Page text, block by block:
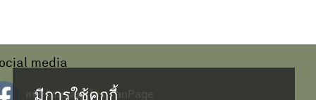
media
ศนย์ข้อมูลสมุนไพร FanPage
มีการใช้คุกกี้